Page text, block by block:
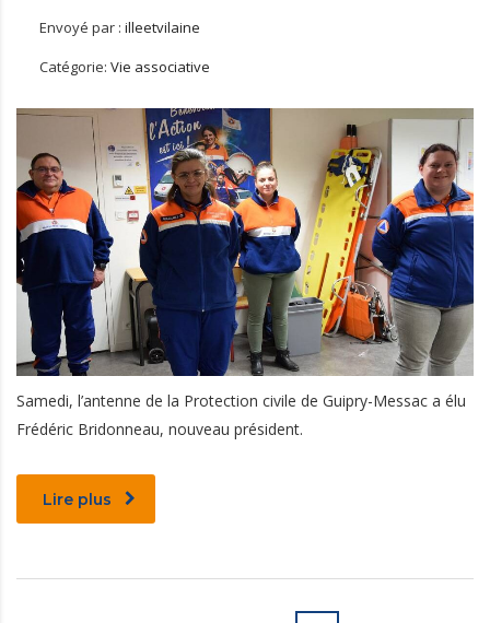
Envoyé par : illeetvilaine
Catégorie: Vie associative
Samedi, l’antenne de la Protection civile de Guipry-Messac a élu
Frédéric Bridonneau, nouveau président.
Lire plus